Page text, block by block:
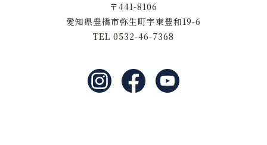
〒441-8106
愛知県豊橋市弥生町字東豊和19-6
TEL 0532-46-7368